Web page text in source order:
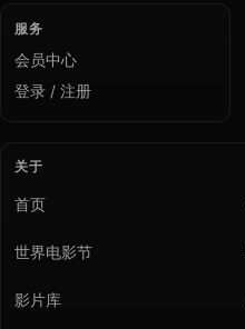
服务
会员中心
登录 / 注册
关于
首页
世界电影节
影片库